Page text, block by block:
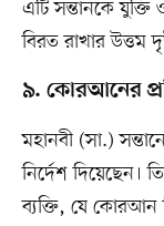
এটি সন্তানকে
বিরত রাখার উত্তম
৯. কোরআনের
মহানবী (সা.)
নির্দেশ দিয়েছেন।
ব্যক্তি, যে কোরআন